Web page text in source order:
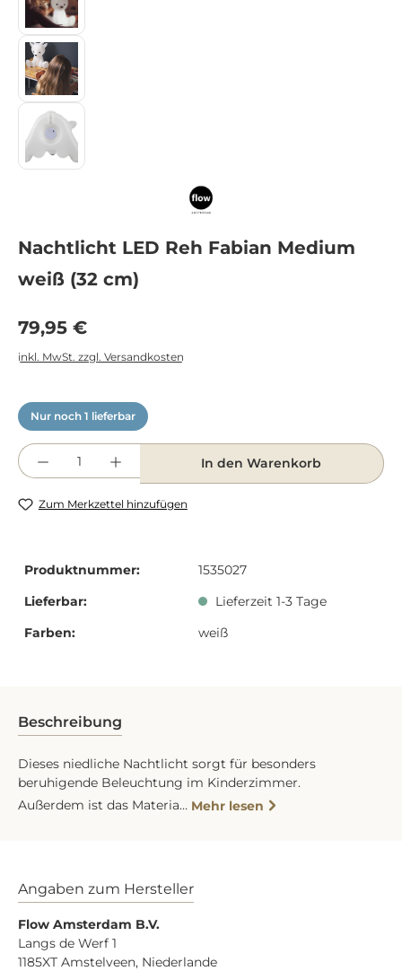
Nachtlicht LED Reh Fabian Medium
weiß (32 cm)
Regulärer Preis:
79,95 €
inkl. MwSt. zzgl. Versandkosten
Nur noch 1 lieferbar
Produkt Anzahl: Gib den gewünschten
In den Warenkorb
Zum Merkzettel hinzufügen
Produktnummer:
1535027
Lieferbar:
Lieferzeit 1-3 Tage
Farben:
weiß
Beschreibung
Dieses niedliche Nachtlicht sorgt für besonders
beruhigende Beleuchtung im Kinderzimmer.
Außerdem ist das Materia… Mehr lesen
Angaben zum Hersteller
Flow Amsterdam B.V.
Langs de Werf 1
1185XT Amstelveen, Niederlande